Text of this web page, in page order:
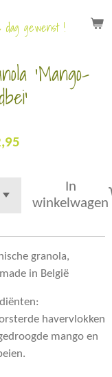
dag gewenst !
'Mango-
In
winkelwagen
granola,
in België
havervlokken
mango en